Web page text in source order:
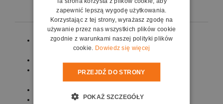
Typ ekranu: elektrycznie rozwijany do montażu
ściennego lub sufitowego.
Sterowanie przełącznikiem naściennym w
standardzie..
Format 4:3, 16:9, 16:10.
zapewnić lepszą wygodę użytkowania.
Korzystając z tej strony, wyrażasz zgodę na
używanie przez nas wszystkich plików cookie
zgodnie z warunkami naszej polityki plików
cookie. Dowiedz się więcej
PRZEJDŹ DO STRONY
POKAŻ SZCZEGÓŁY